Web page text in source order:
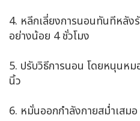
4. หลีกเลี่ยงการนอนทันทีหลัง
อย่างน้อย 4 ชั่วโมง
5. ปรับวิธีการนอน โดยหนุนห
นิ้ว
6. หมั่นออกกำลังกายสม่ำเสมอ